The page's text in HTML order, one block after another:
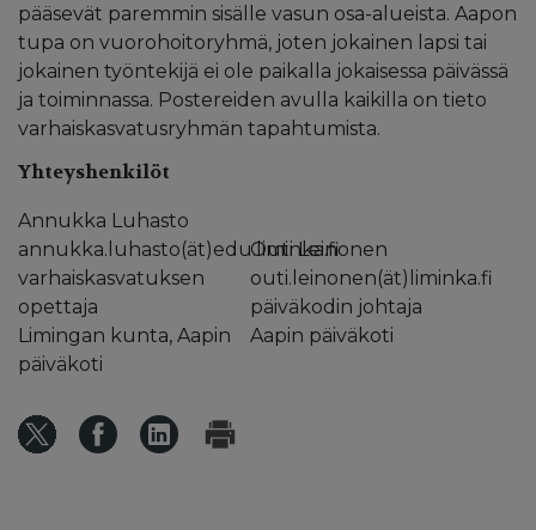
pääsevät paremmin sisälle vasun osa-alueista. Aapon
tupa on vuorohoitoryhmä, joten jokainen lapsi tai
jokainen työntekijä ei ole paikalla jokaisessa päivässä
ja toiminnassa. Postereiden avulla kaikilla on tieto
varhaiskasvatusryhmän tapahtumista.
Yhteyshenkilöt
Annukka Luhasto
annukka.luhasto(ät)edu.liminka.fi
varhaiskasvatuksen
opettaja
Limingan kunta, Aapin
päiväkoti
Outi Leinonen
outi.leinonen(ät)liminka.fi
päiväkodin johtaja
Aapin päiväkoti